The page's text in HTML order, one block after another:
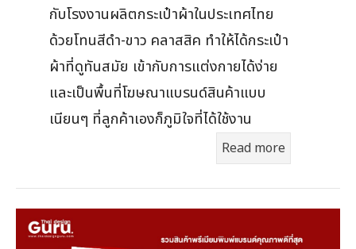
กับโรงงานผลิตกระเป๋าผ้าในประเทศไทย
ด้วยโทนสีดำ-ขาว คลาสสิค ทำให้ได้กระเป๋า
ผ้าที่ดูทันสมัย เข้ากับการแต่งกายได้ง่าย
และเป็นพื้นที่โฆษณาแบรนด์สินค้าแบบ
เนียนๆ ที่ลูกค้าเองก็ภูมิใจที่ได้ใช้งาน
Read more